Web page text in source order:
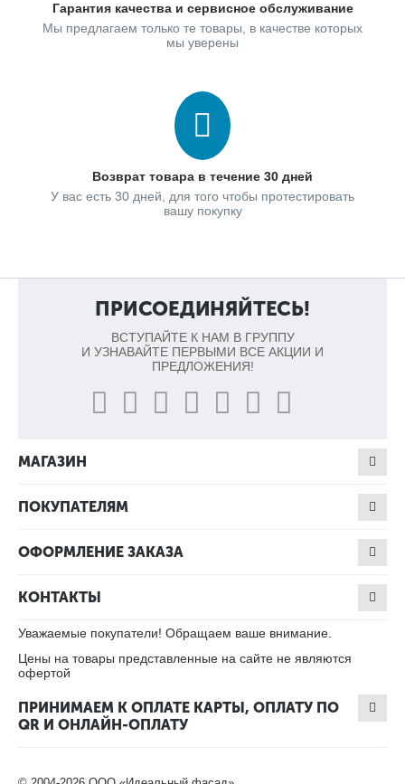
Гарантия качества и сервисное обслуживание
Мы предлагаем только те товары, в качестве которых
мы уверены
Возврат товара в течение 30 дней
У вас есть 30 дней, для того чтобы протестировать
вашу покупку
ПРИСОЕДИНЯЙТЕСЬ!
ВСТУПАЙТЕ К НАМ В ГРУППУ
И УЗНАВАЙТЕ ПЕРВЫМИ ВСЕ АКЦИИ И
ПРЕДЛОЖЕНИЯ!
МАГАЗИН
ПОКУПАТЕЛЯМ
ОФОРМЛЕНИЕ ЗАКАЗА
КОНТАКТЫ
Уважаемые покупатели! Обращаем ваше внимание.
Цены на товары представленные на сайте не являются
офертой
ПРИНИМАЕМ К ОПЛАТЕ КАРТЫ, ОПЛАТУ ПО
QR И ОНЛАЙН-ОПЛАТУ